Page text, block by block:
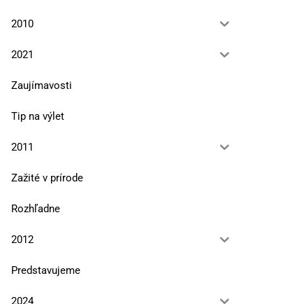
2010
2021
Zaujímavosti
Tip na výlet
2011
Zažité v prírode
Rozhľadne
2012
Predstavujeme
2024